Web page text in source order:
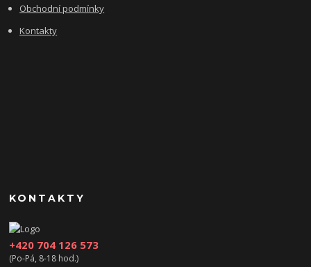
Obchodní podmínky
Kontakty
KONTAKTY
+420 704 126 573
(Po-Pá, 8-18 hod.)